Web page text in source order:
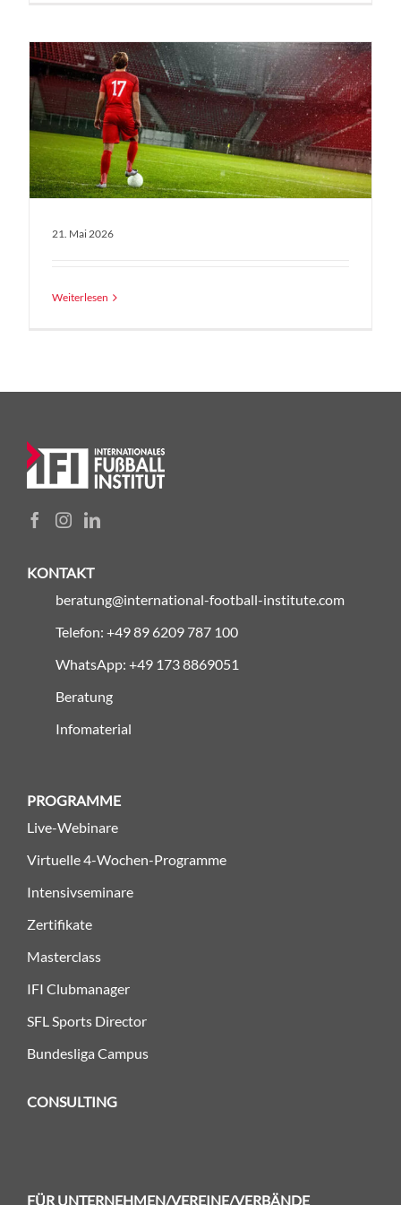
21. Mai 2026
Weiterlesen
KONTAKT
beratung@international-football-institute.com
Telefon: +49 89 6209 787 100
WhatsApp: +49 173 8869051
Beratung
Infomaterial
PROGRAMME
Live-Webinare
Virtuelle 4-Wochen-Programme
Intensivseminare
Zertifikate
Masterclass
IFI Clubmanager
SFL Sports Director
Bundesliga Campus
CONSULTING
FÜR UNTERNEHMEN/VEREINE/VERBÄNDE